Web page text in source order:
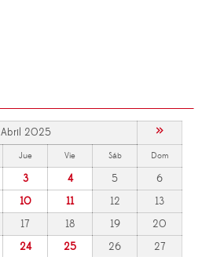
Abril 2025 »
Jue Vie Sáb Dom
3 4 5
6
10 11 12
13
17 18 19
20
24 25 26
27